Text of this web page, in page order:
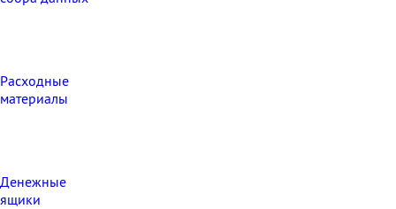
Расходные
материалы
Денежные
ящики